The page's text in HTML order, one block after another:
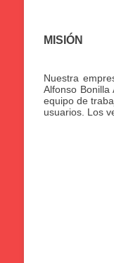
MISIÓN
Nuestra
Alfonso
equipo de
usuarios. Los